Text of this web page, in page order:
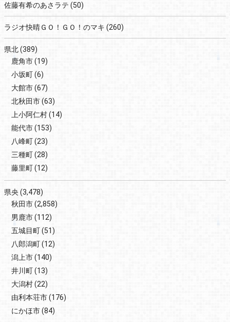
佐藤有希のあさラテ (50)
ラジオ快晴ＧＯ！ＧＯ！のマキ (260)
県北(389)
鹿角市(19)
小坂町(6)
大館市(67)
北秋田市(63)
上小阿仁村(14)
能代市(153)
八峰町(23)
三種町(28)
藤里町(12)
県央(3,478)
秋田市(2,858)
男鹿市(112)
五城目町(51)
八郎潟町(12)
潟上市(140)
井川町(13)
大潟村(22)
由利本荘市(176)
にかほ市(84)